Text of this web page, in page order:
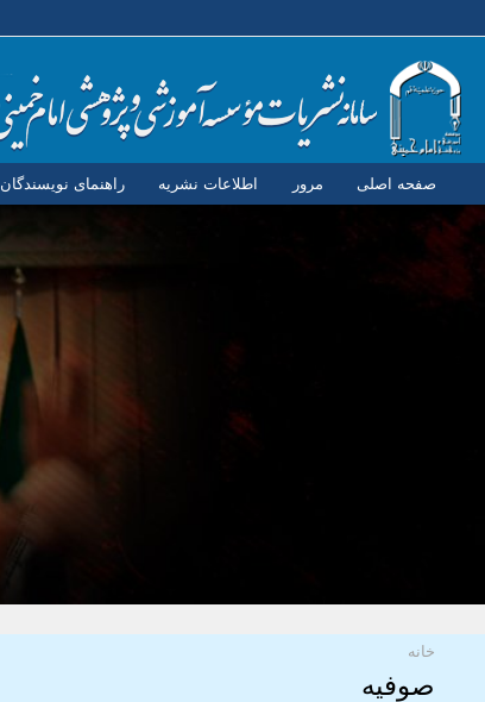
صفحه اصلی مرور اطلاعات نشریه راهنمای نویسندگان
شما اینجا هستید
خانه
صوفيه